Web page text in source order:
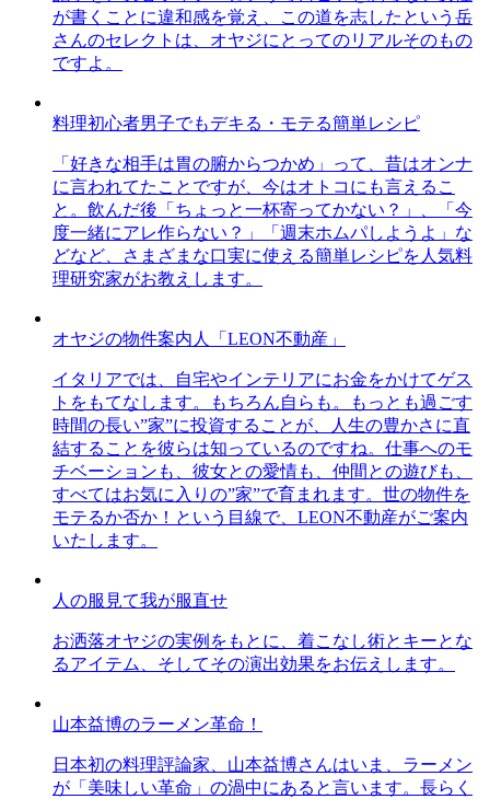
が書くことに違和感を覚え、この道を志したという岳
さんのセレクトは、オヤジにとってのリアルそのもの
ですよ。
料理初心者男子でもデキる・モテる簡単レシピ
「好きな相手は胃の腑からつかめ」って、昔はオンナ
に言われてたことですが、今はオトコにも言えるこ
と。飲んだ後「ちょっと一杯寄ってかない？」、「今
度一緒にアレ作らない？」「週末ホムパしようよ」な
どなど、さまざまな口実に使える簡単レシピを人気料
理研究家がお教えします。
オヤジの物件案内人「LEON不動産」
イタリアでは、自宅やインテリアにお金をかけてゲス
トをもてなします。もちろん自らも。もっとも過ごす
時間の長い”家”に投資することが、人生の豊かさに直
結することを彼らは知っているのですね。仕事へのモ
チベーションも、彼女との愛情も、仲間との遊びも、
すべてはお気に入りの”家”で育まれます。世の物件を
モテるか否か！という目線で、LEON不動産がご案内
いたします。
人の服見て我が服直せ
お洒落オヤジの実例をもとに、着こなし術とキーとな
るアイテム、そしてその演出効果をお伝えします。
山本益博のラーメン革命！
日本初の料理評論家、山本益博さんはいま、ラーメン
が「美味しい革命」の渦中にあると言います。長らく